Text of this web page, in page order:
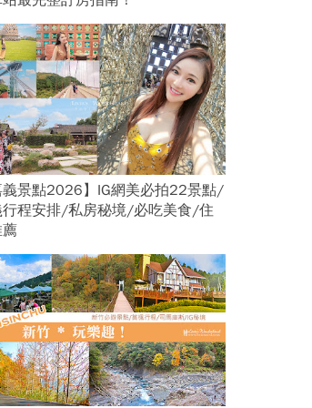
義景點2026】IG網美必拍22景點/
行程安排/私房秘境/必吃美食/住